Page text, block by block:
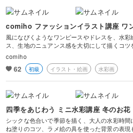
comiho ファッションイラスト講座 ワ
風になびくようなワンピースやドレスを、水
ス、生地のニュアンス感を大切にして描くコツ
comiho
62 初級 イラスト・絵画 水彩画
四季をあじわう ミニ水彩講座 冬のお
シックな色合いで季節を描く、大人の水彩時
ね塗りのコツ、ラメ絵の具を使った背景の表現